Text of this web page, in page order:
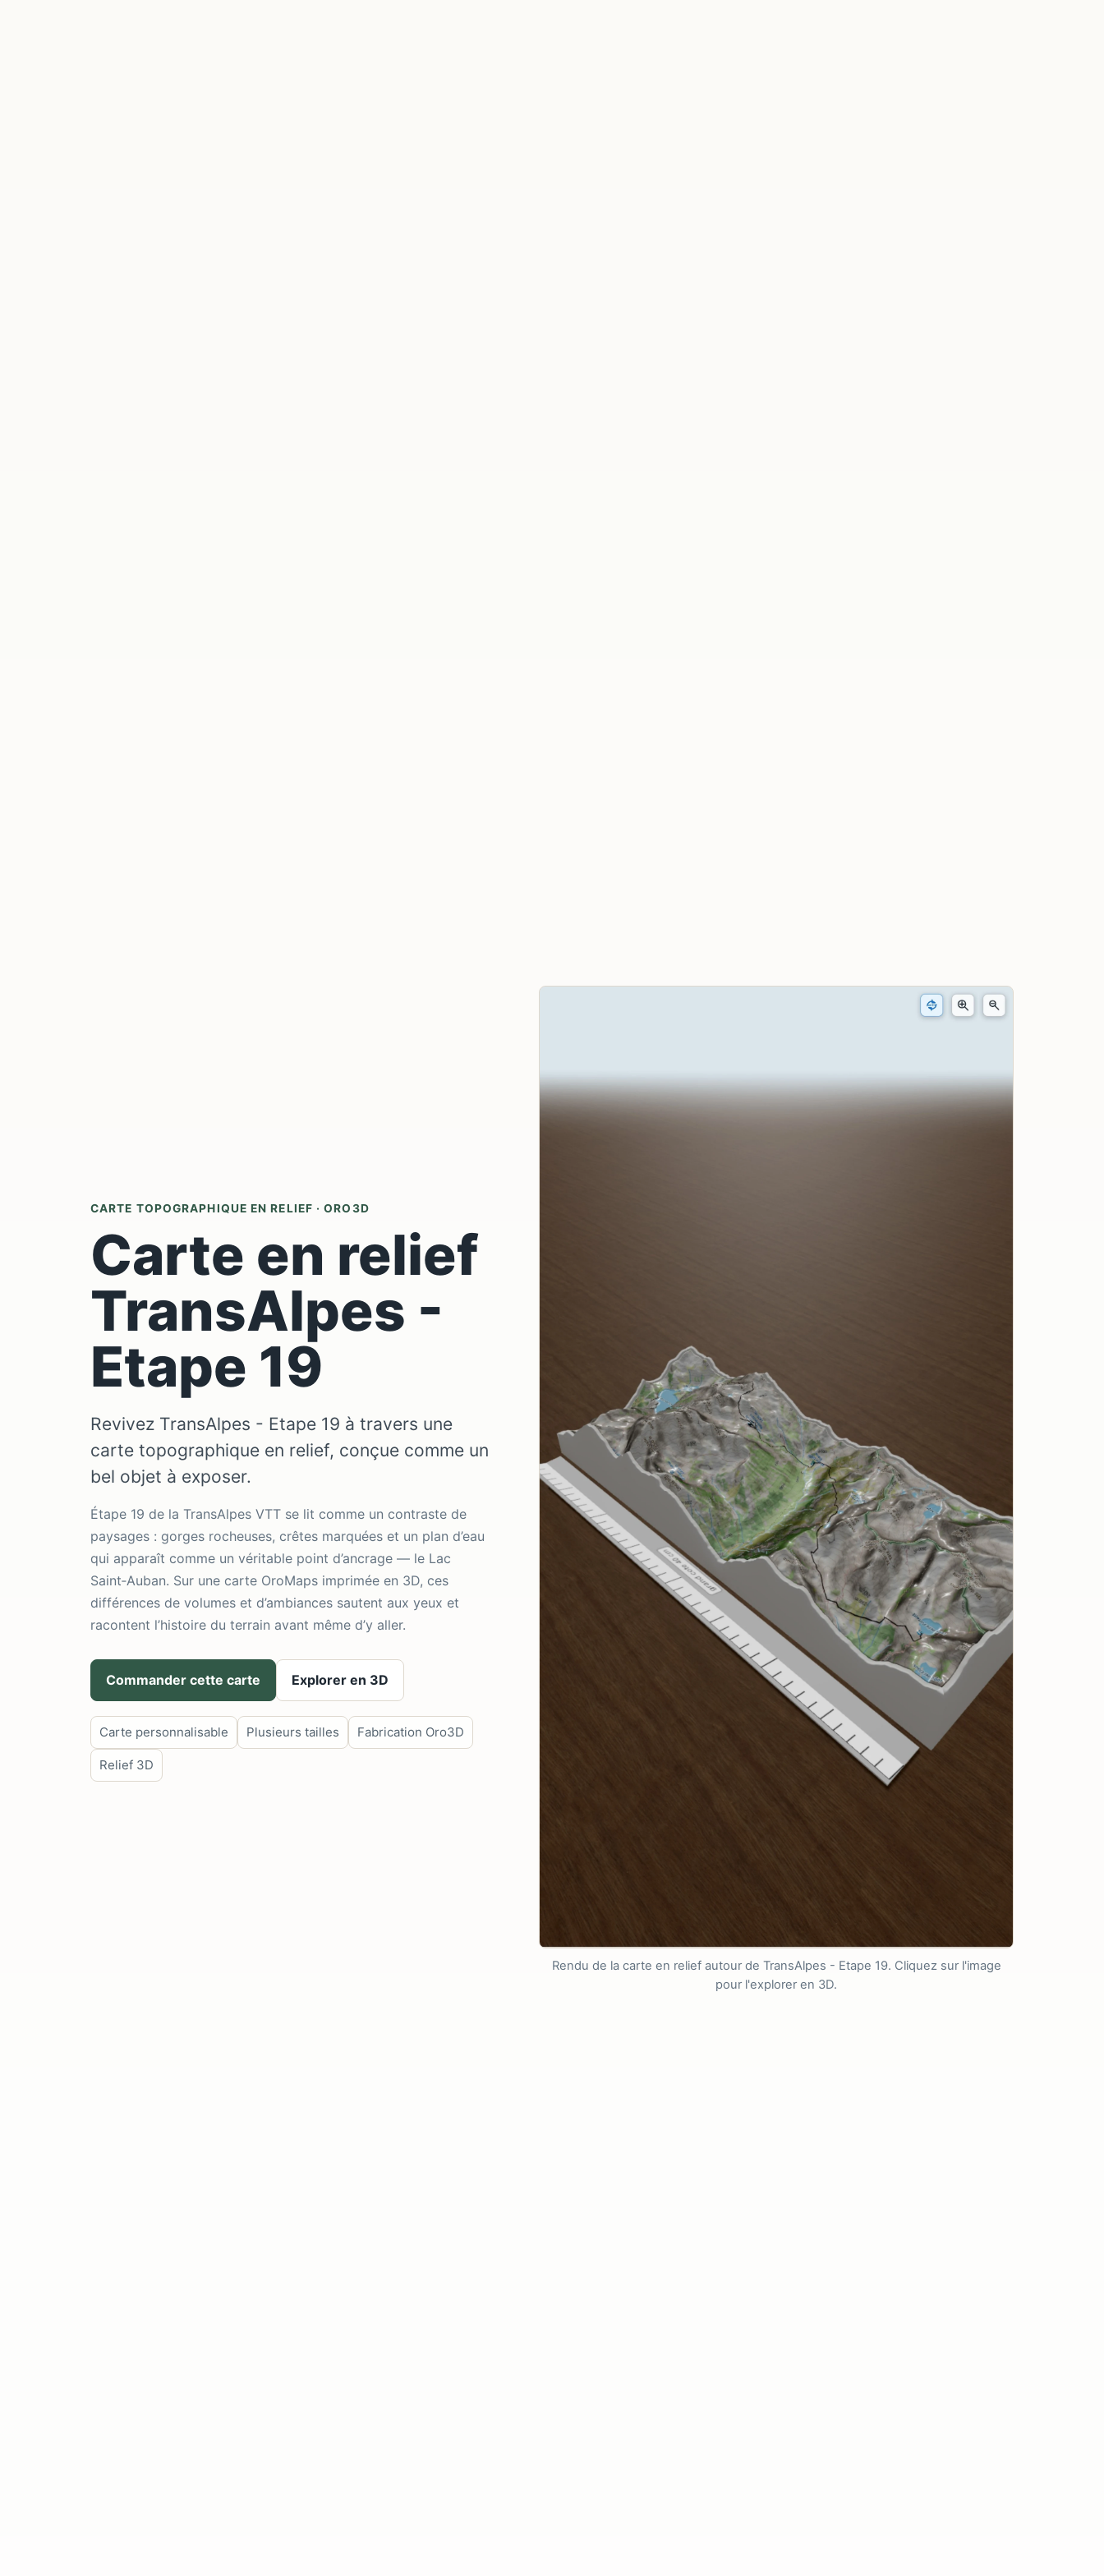
CARTE TOPOGRAPHIQUE EN RELIEF · ORO3D
Carte en relief
TransAlpes -
Etape 19
Revivez TransAlpes - Etape 19 à travers une
carte topographique en relief, conçue comme un
bel objet à exposer.
Étape 19 de la TransAlpes VTT se lit comme un contraste de
paysages : gorges rocheuses, crêtes marquées et un plan d’eau
qui apparaît comme un véritable point d’ancrage — le Lac
Saint‑Auban. Sur une carte OroMaps imprimée en 3D, ces
différences de volumes et d’ambiances sautent aux yeux et
racontent l’histoire du terrain avant même d’y aller.
Commander cette carte Explorer en 3D
Carte personnalisable Plusieurs tailles Fabrication Oro3D
Relief 3D
Rendu de la carte en relief autour de TransAlpes - Etape 19. Cliquez sur l'image
pour l'explorer en 3D.